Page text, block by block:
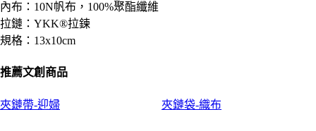
內布：10N帆布，100%聚酯纖維
拉鏈：YKK®拉鍊
規格：13x10cm
推薦文創商品
夾鏈帶-迎婦 夾鏈袋-織布